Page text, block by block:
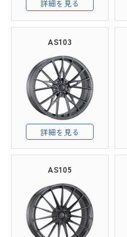
詳細を見る
AS103
詳細を見る
AS105